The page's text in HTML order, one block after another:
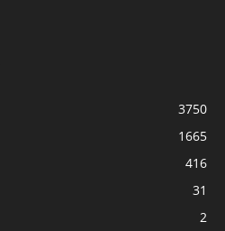
3750
1665
416
31
2